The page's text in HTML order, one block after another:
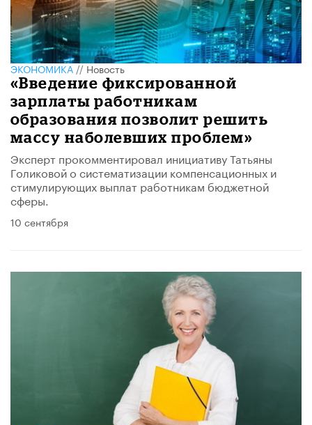
ЭКОНОМИКА//Новость
«Введение фиксированной
зарплаты работникам
образования позволит решить
массу наболевших проблем»
Эксперт прокомментировал инициативу Татьяны
Голиковой о систематизации компенсационных и
стимулирующих выплат работникам бюджетной
сферы.
10 сентября